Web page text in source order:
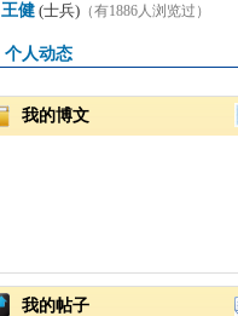
王健 (士兵) （有1886人浏览过）
个人动态
我的博文
我的帖子